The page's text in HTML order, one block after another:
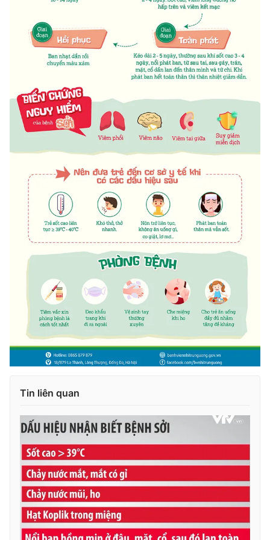
Photo Infographic
Shorts video
VTV Money
VTV Sức khoẻ Bất động sản
VTV4 Vươn mình bằng AI
VTV9 VTV8
Liên hệ tòa soạn English
THỜI BÁO VTV
Cơ quan chủ quản:Đài Truyền hình Việt Nam
Cơ quan báo chí:
Thời báo VTV
Giấy phép hoạt động báo in và báo điện tử số 483/GP-BTTTT
cấp ngày 29/12/2023
Tổng Biên tập:Vũ Thanh Thủy
Phó Tổng Biên tập:Nguyễn Thị Mỹ Hạnh, Phạm Quốc Thắng,
Nguyễn Trọng Ninh
Tổng đài VTV:024.38 355 931 - 024.38 355 932
Tin liên quan